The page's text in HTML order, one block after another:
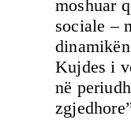
moshuar
sociale –
Kujdes i
në